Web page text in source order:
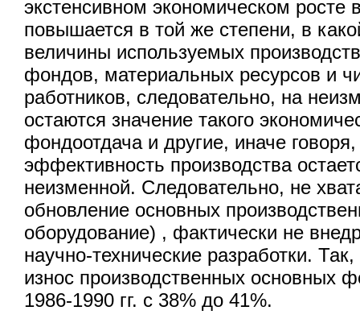
экстенсивном экономическом росте
повышается в той же степени, в
величины используемых
фондов, материальных ресурсов и
работников, следовательно, на
остаются значение такого
фондоотдача и другие, иначе
эффективность производства
неизменной. Следовательно, не
обновление основных
оборудование) , фактически не
научно-технические разработки.
износ производственных основных
1986-1990 гг. с 38% до 41%.